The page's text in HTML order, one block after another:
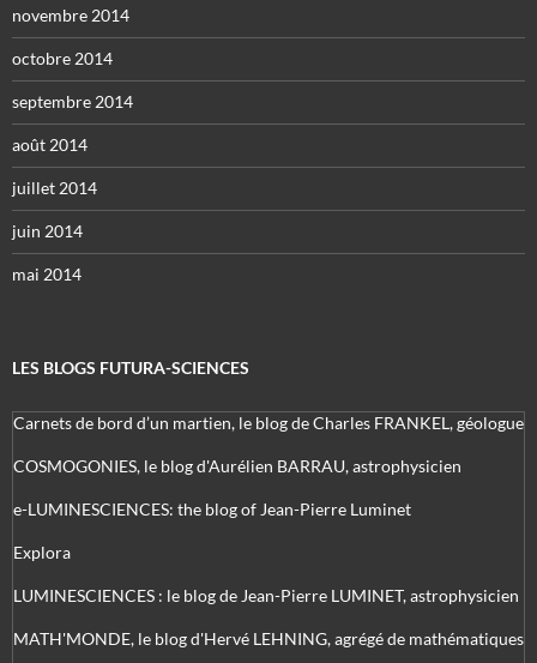
novembre 2014
octobre 2014
septembre 2014
août 2014
juillet 2014
juin 2014
mai 2014
LES BLOGS FUTURA-SCIENCES
Carnets de bord d’un martien, le blog de Charles FRANKEL, géologue
COSMOGONIES, le blog d'Aurélien BARRAU, astrophysicien
e-LUMINESCIENCES: the blog of Jean-Pierre Luminet
Explora
LUMINESCIENCES : le blog de Jean-Pierre LUMINET, astrophysicien
MATH'MONDE, le blog d'Hervé LEHNING, agrégé de mathématiques